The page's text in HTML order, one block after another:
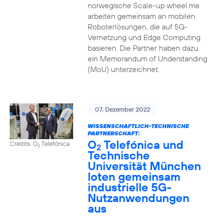
norwegische Scale-up wheel.me
arbeiten gemeinsam an mobilen
Roboterlösungen, die auf 5G-
Vernetzung und Edge Computing
basieren. Die Partner haben dazu
ein Memorandum of Understanding
(MoU) unterzeichnet.
Credits: O2Telefónica
07. Dezember 2022
WISSENSCHAFTLICH-TECHNISCHE
PARTNERSCHAFT:
O2 Telefónica und
Technische
Universität München
loten gemeinsam
industrielle 5G-
Nutzanwendungen
aus